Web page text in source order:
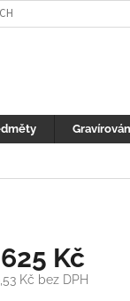
ÚDAJŮ
625 Kč
Kč bez DPH